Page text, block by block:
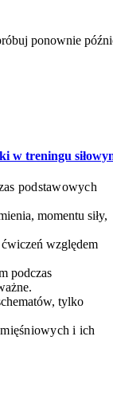
ponownie
w treningu
podstawowych
momentu siły,
względem
podczas
tylko
i ich